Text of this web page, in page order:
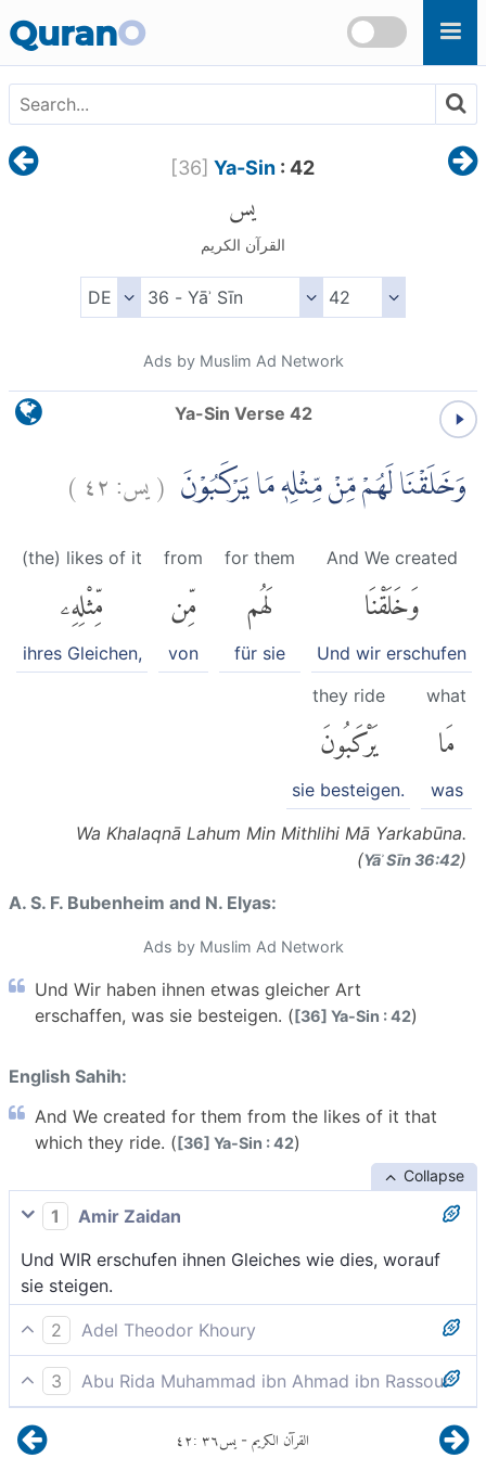
QuranO
[36] Ya-Sin : 42
يس
القرآن الكريم
Ads by Muslim Ad Network
Ya-Sin Verse 42
وَخَلَقْنَا لَهُمْ مِّنْ مِّثْلِهٖ مَا يَرْكَبُوْنَ (يس:٤٢)
And We created
وَخَلَقْنَا
Und wir erschufen
for them
لَهُم
für sie
from
مِّن
von
(the) likes of it
مِّثْلِهِۦ
ihres Gleichen,
what
مَا
was
they ride
يَرْكَبُونَ
sie besteigen.
Wa Khalaqnā Lahum Min Mithlihi Mā Yarkabūna.
(Yāʾ Sīn 36:42)
A. S. F. Bubenheim and N. Elyas:
Ads by Muslim Ad Network
Und Wir haben ihnen etwas gleicher Art
erschaffen, was sie besteigen. ([36] Ya-Sin : 42)
English Sahih:
And We created for them from the likes of it that
which they ride. ([36] Ya-Sin : 42)
Collapse
1
Amir Zaidan
Und WIR erschufen ihnen Gleiches wie dies, worauf
sie steigen.
2
Adel Theodor Khoury
Und Wir haben ihnen etwas Gleiches geschaffen, was
sie besteigen.
3
Abu Rida Muhammad ibn Ahmad ibn Rassoul
Und Wir schufen ihnen etwas von gleicher Art, worauf
sie fahren.
القرآن الكريم - يس٣٦:٤٢